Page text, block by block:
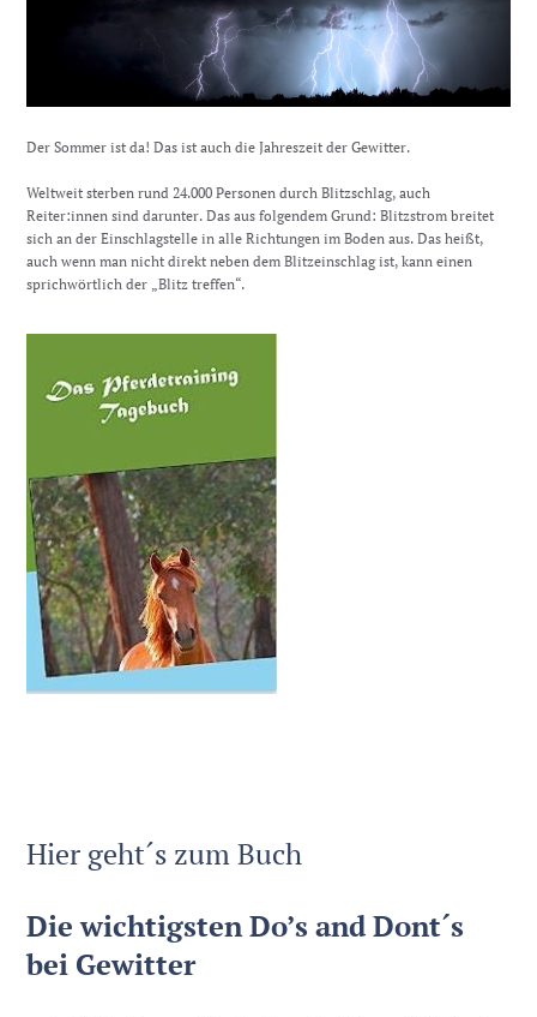
Der Sommer ist da! Das ist auch die Jahreszeit der Gewitter.
Weltweit sterben rund 24.000 Personen durch Blitzschlag, auch
Reiter:innen sind darunter. Das aus folgendem Grund: Blitzstrom breitet
sich an der Einschlagstelle in alle Richtungen im Boden aus. Das heißt,
auch wenn man nicht direkt neben dem Blitzeinschlag ist, kann einen
sprichwörtlich der „Blitz treffen“.
Hier geht´s zum Buch
Die wichtigsten Do’s and Dont´s
bei Gewitter